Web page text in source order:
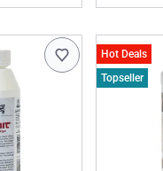
Hot Deals
Topseller